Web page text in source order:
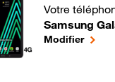
étapes
Votre
Samsung
pour votre
Modifierle